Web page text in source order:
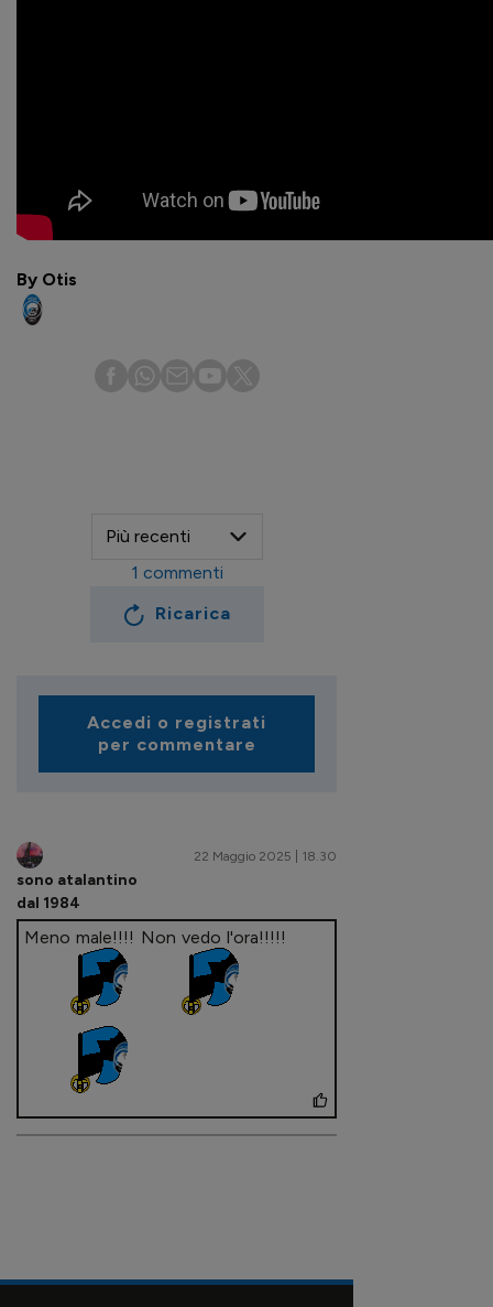
By Otis
Ricarica
1 commenti
Accedi o registrati
per commentare
sono atalantino
dal 1984
22 Maggio 2025 | 18.30
Meno male!!!! Non vedo l'ora!!!!!